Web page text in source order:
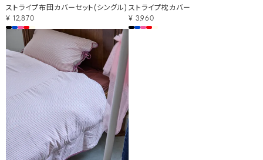
ストライプ布団カバーセット(シングル)
¥ 12,870
ストライプ枕カバー
¥ 3,960